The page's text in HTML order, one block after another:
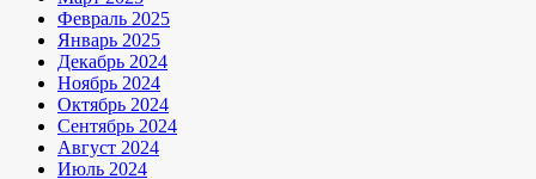
Февраль 2025
Январь 2025
Декабрь 2024
Ноябрь 2024
Октябрь 2024
Сентябрь 2024
Август 2024
Июль 2024